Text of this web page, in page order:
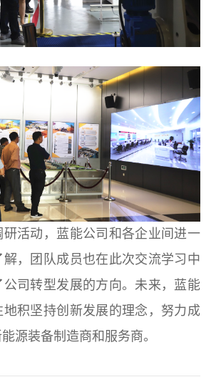
活动，蓝能公司和各企业间进一
，团队成员也在此次交流学习中
司转型发展的方向。未来，蓝能
积坚持创新发展的理念，努力成
源装备制造商和服务商。